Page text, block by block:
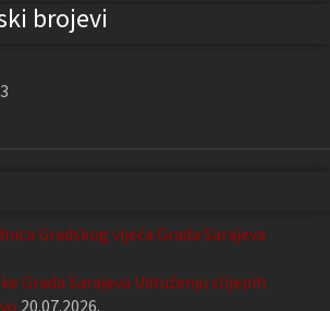
brojevi
Gradskog vijeća Grada Sarajeva
Grada Sarajeva Udruženju slijepih
20.07.2026.